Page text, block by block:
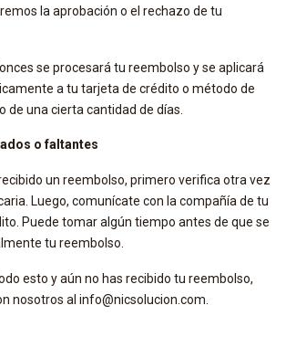
la aprobación o el rechazo de tu
se procesará tu reembolso y se aplicará
a tu tarjeta de crédito o método de
de una cierta cantidad de días.
​​o faltantes
un reembolso, primero verifica otra vez
Luego, comunícate con la compañía de tu
Puede tomar algún tiempo antes de que se
tu reembolso.
esto y aún no has recibido tu reembolso,
nosotros al info@nicsolucion.com.